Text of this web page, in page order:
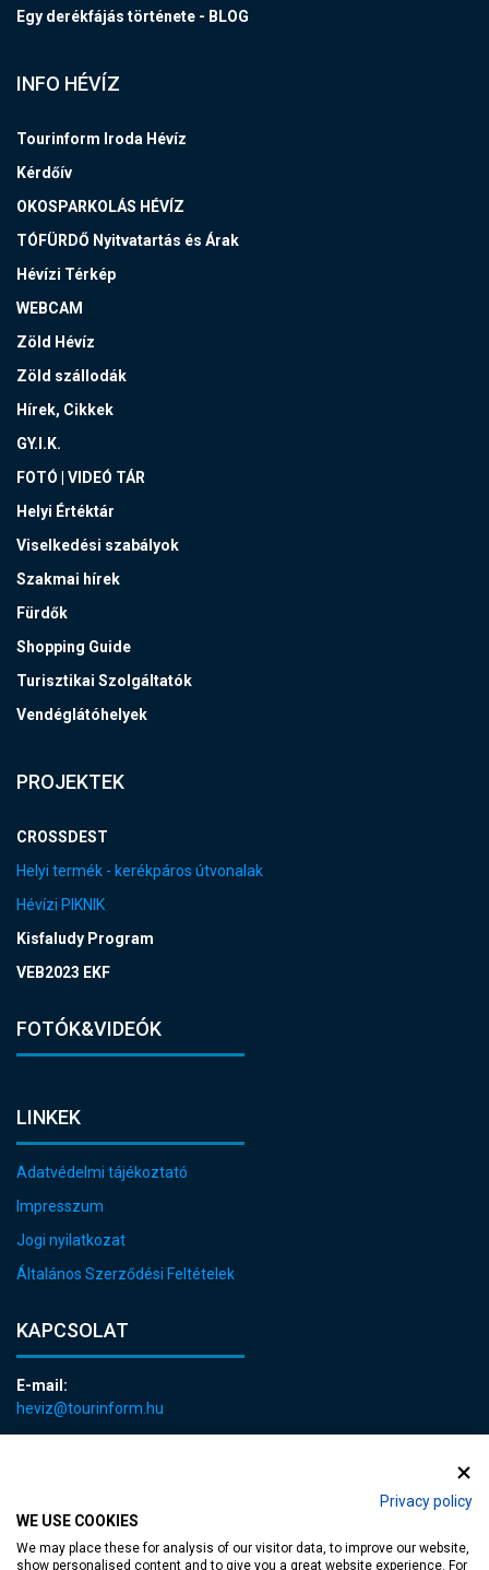
Privacy policy
WE USE COOKIES
We may place these for analysis of our visitor data, to improve our website,
show personalised content and to give you a great website experience. For
Egy derékfájás története - BLOG
INFO HÉVÍZ
Tourinform Iroda Hévíz
Kérdőív
OKOSPARKOLÁS HÉVÍZ
TÓFÜRDŐ Nyitvatartás és Árak
Hévízi Térkép
WEBCAM
Zöld Hévíz
Zöld szállodák
Hírek, Cikkek
GY.I.K.
FOTÓ | VIDEÓ TÁR
Helyi Értéktár
Viselkedési szabályok
Szakmai hírek
Fürdők
Shopping Guide
Turisztikai Szolgáltatók
Vendéglátóhelyek
PROJEKTEK
CROSSDEST
Helyi termék - kerékpáros útvonalak
Hévízi PIKNIK
Kisfaludy Program
VEB2023 EKF
FOTÓK&VIDEÓK
LINKEK
Adatvédelmi tájékoztató
Impresszum
Jogi nyilatkozat
Általános Szerződési Feltételek
KAPCSOLAT
E-mail:
heviz@tourinform.hu